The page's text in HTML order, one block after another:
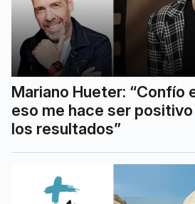
Mariano Hueter: “Confío
eso me hace ser
los resultados”